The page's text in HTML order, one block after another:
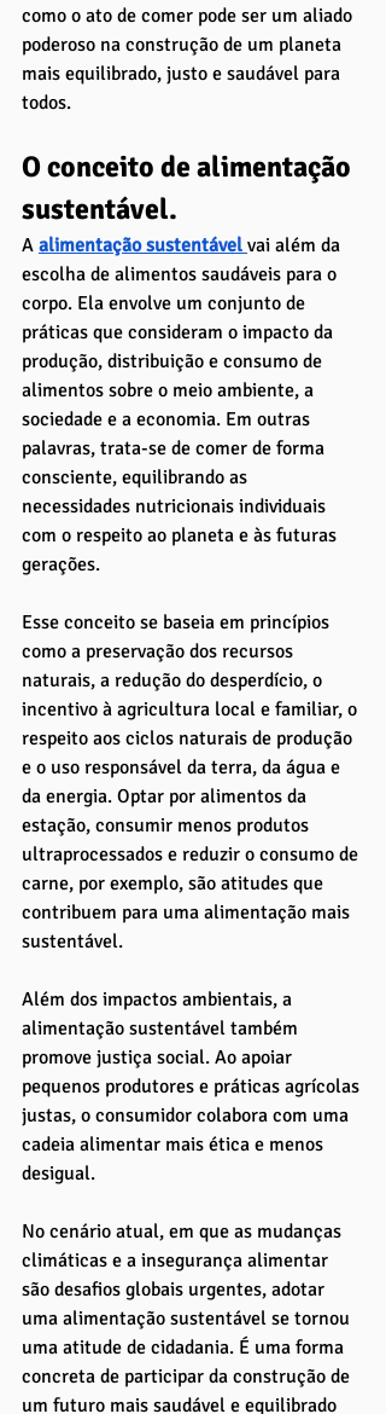
como o ato de comer pode ser um aliado
poderoso na construção de um planeta
mais equilibrado, justo e saudável para
todos.
O conceito de alimentação
sustentável.
A alimentação sustentável vai além da
escolha de alimentos saudáveis para o
corpo. Ela envolve um conjunto de
práticas que consideram o impacto da
produção, distribuição e consumo de
alimentos sobre o meio ambiente, a
sociedade e a economia. Em outras
palavras, trata-se de comer de forma
consciente, equilibrando as
necessidades nutricionais individuais
com o respeito ao planeta e às futuras
gerações.
Esse conceito se baseia em princípios
como a preservação dos recursos
naturais, a redução do desperdício, o
incentivo à agricultura local e familiar, o
respeito aos ciclos naturais de produção
e o uso responsável da terra, da água e
da energia. Optar por alimentos da
estação, consumir menos produtos
ultraprocessados e reduzir o consumo de
carne, por exemplo, são atitudes que
contribuem para uma alimentação mais
sustentável.
Além dos impactos ambientais, a
alimentação sustentável também
promove justiça social. Ao apoiar
pequenos produtores e práticas agrícolas
justas, o consumidor colabora com uma
cadeia alimentar mais ética e menos
desigual.
No cenário atual, em que as mudanças
climáticas e a insegurança alimentar
são desafios globais urgentes, adotar
uma alimentação sustentável se tornou
uma atitude de cidadania. É uma forma
concreta de participar da construção de
um futuro mais saudável e equilibrado